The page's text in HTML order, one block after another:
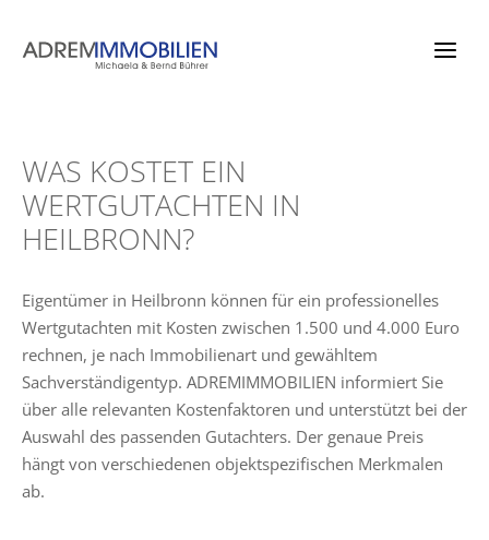
Inhalt
WAS KOSTET EIN
WERTGUTACHTEN IN
HEILBRONN?
Eigentümer in Heilbronn können für ein professionelles
Wertgutachten mit Kosten zwischen 1.500 und 4.000 Euro
rechnen, je nach Immobilienart und gewähltem
Sachverständigentyp. ADREMIMMOBILIEN informiert Sie
über alle relevanten Kostenfaktoren und unterstützt bei der
Auswahl des passenden Gutachters. Der genaue Preis
hängt von verschiedenen objektspezifischen Merkmalen
ab.